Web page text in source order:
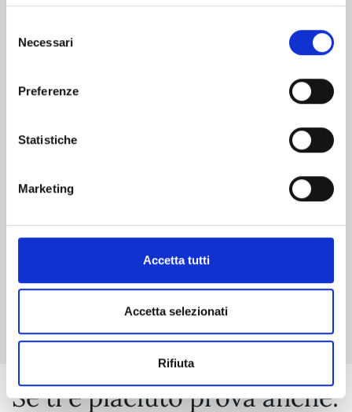
delNecessari
Preferenze
Statistiche
Marketing
Accetta tutti
Accetta selezionati
Rifiuta
Se ti è piaciuto prova anche: